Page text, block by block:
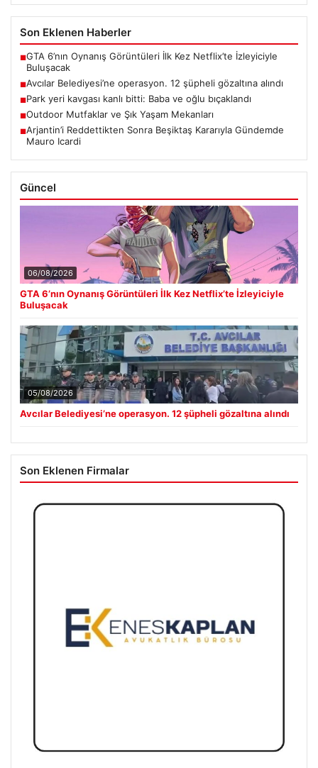
Son Eklenen Haberler
■GTA 6’nın Oynanış Görüntüleri İlk Kez Netflix’te İzleyiciyle
Buluşacak
■Avcılar Belediyesi’ne operasyon. 12 şüpheli gözaltına alındı
■Park yeri kavgası kanlı bitti: Baba ve oğlu bıçaklandı
■Outdoor Mutfaklar ve Şık Yaşam Mekanları
■Arjantin’i Reddettikten Sonra Beşiktaş Kararıyla Gündemde
Mauro Icardi
Güncel
06/08/2026
GTA 6’nın Oynanış Görüntüleri İlk Kez Netflix’te İzleyiciyle
Buluşacak
05/08/2026
Avcılar Belediyesi’ne operasyon. 12 şüpheli gözaltına alındı
Son Eklenen Firmalar